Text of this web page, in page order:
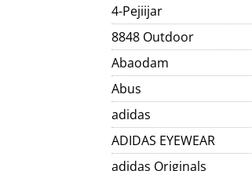
4-Pejiijar
8848 Outdoor
Abaodam
Abus
adidas
ADIDAS EYEWEAR
adidas Originals